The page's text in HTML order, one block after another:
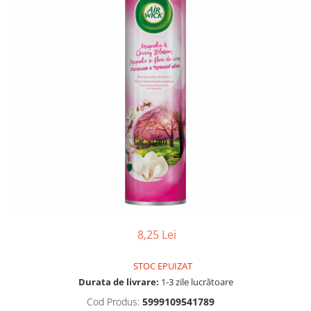
Echipamente de curăţenie
Folie aluminiu,folie alimentara
Tratament pentru par, conditioner
8,25 Lei
STOC EPUIZAT
Durata de livrare: 1-3 zile lucrătoare
Cod Produs: 5999109541789